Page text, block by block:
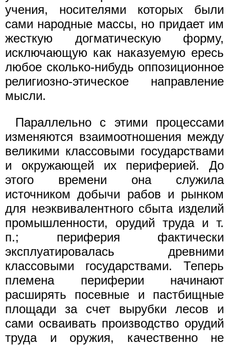
учения, носителями которых были
сами народные массы, но придает им
жесткую догматическую форму,
исключающую как наказуемую ересь
любое сколько-нибудь оппозиционное
религиозно-этическое направление
мысли.
Параллельно с этими процессами
изменяются взаимоотношения между
великими классовыми государствами
и окружающей их периферией. До
этого времени она служила
источником добычи рабов и рынком
для неэквивалентного сбыта изделий
промышленности, орудий труда и т.
п.; периферия фактически
эксплуатировалась древними
классовыми государствами. Теперь
племена периферии начинают
расширять посевные и пастбищные
площади за счет вырубки лесов и
сами осваивать производство орудий
труда и оружия, качественно не